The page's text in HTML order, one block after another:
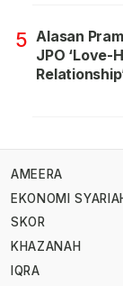
5 Alasan
JPO ‘Love-
AMEERA
EKONOMI
SKOR
KHAZANAH
IQRA